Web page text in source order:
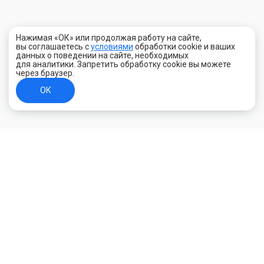
Нажимая «ОК» или продолжая работу на сайте,
вы соглашаетесь сусловиями обработки cookie и ваших
данных о поведении на сайте, необходимых
для аналитики. Запретить обработку cookie вы можете
через браузер.
ОК